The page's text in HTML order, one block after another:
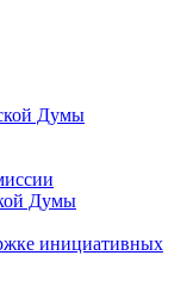
Думы
Думы
инициативных